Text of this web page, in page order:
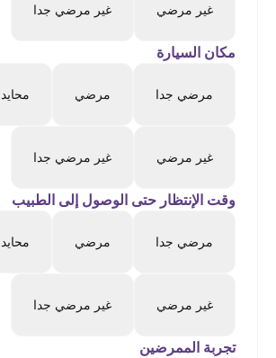
غير مرضي غير مرضي جدا
مكان السيارة
مرضي جدا مرضي محايد
غير مرضي غير مرضي جدا
وقت الإنتظار حتى الوصول إلى الطبيب
مرضي جدا مرضي محايد
غير مرضي غير مرضي جدا
تجربة الممرضين